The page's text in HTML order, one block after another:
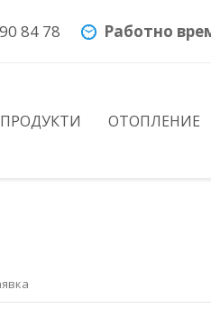
84 78 Работно
ПРОДУКТИ ОТОПЛЕНИЕ